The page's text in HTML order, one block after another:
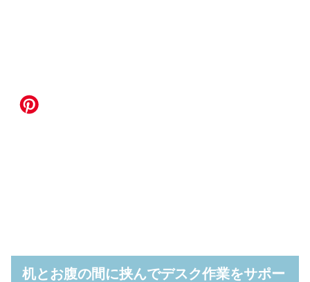
机とお腹の間に挟んでデスク作業をサポー